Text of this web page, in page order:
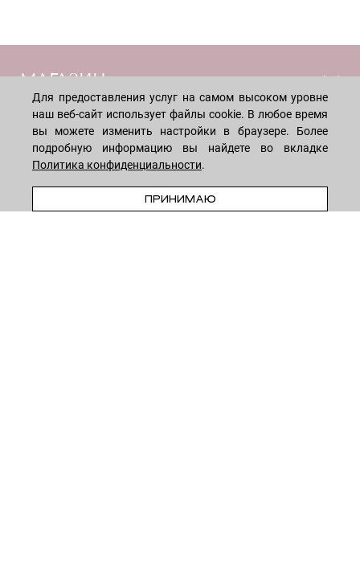
ПРЕДЗАКАЗ
МАГАЗИН
Лицо
Мужчинам
Тело
Волосы
Дети
ПОКУПАТЕЛЯМ
Способы оплаты
Обмен и возврат
КОМПАНИЯ
Для предоставления услуг на самом высоком уровне
наш веб-сайт использует файлы cookie. В любое время
вы можете изменить настройки в браузере. Более
подробную информацию вы найдете во вкладке
Политика конфиденциальности.
ПРИНИМАЮ